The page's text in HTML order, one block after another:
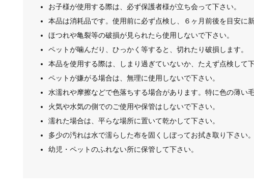
お子様が使用する際は、必ず保護者様が立ち会って下さい。
本品は消耗品です。使用前に必ず点検し、６ヶ月前後を目安に
ほつれや亀裂等の破損が見られたら使用しないで下さい。
ペットが噛んだり、ひっかく等すると、切れたり破損します。
本品を使用する際は、しまり過ぎていないか、たえず点検して下
ペットが嫌がる場合は、無理に使用しないで下さい。
水濡れや摩擦などで色落ちする場合があります。特に色の薄い
火気や水気の側でのご使用や保管はしないで下さい。
濡れた場合は、平らな場所に置いて乾かして下さい。
多少の汚れは水で濡らした布を固くしぼってお拭き取り下さい。
幼児・ペットのふれない所に保管して下さい。